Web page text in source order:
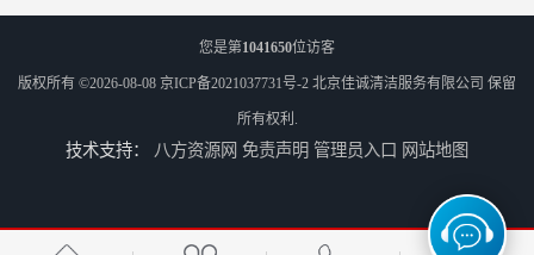
您是第1041650位访客
版权所有 ©2026-08-08 京ICP备2021037731号-2 北京佳诚清洁服务有限公司 保留
所有权利.
技术支持： 八方资源网 免责声明 管理员入口 网站地图